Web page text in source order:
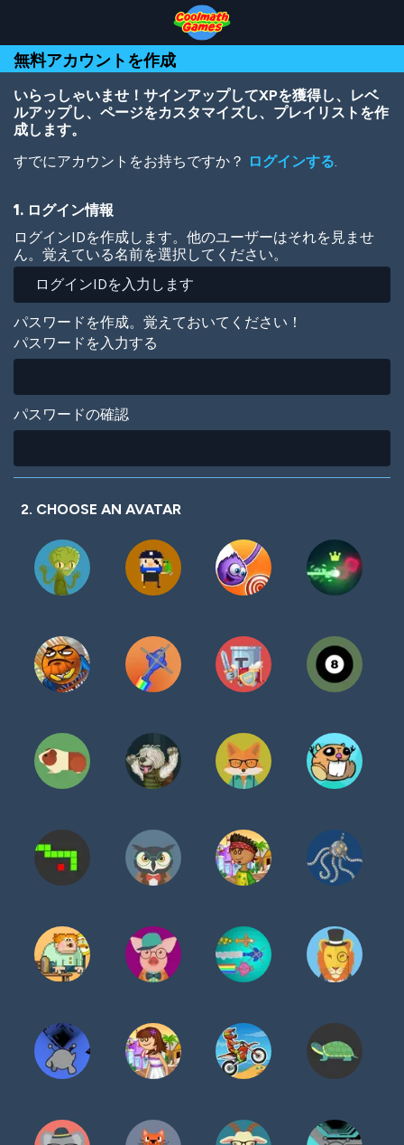
Top
of
Page
Navigation
Main
Content
Footer
ン
コ
ン
移
無料アカウントを作成
いらっしゃいませ！サインアップしてXPを獲得し、レベ
ルアップし、ページをカスタマイズし、プレイリストを作
成します。
すでにアカウントをお持ちですか？ ログインする.
1. ログイン情報
ログインIDを作成します。他のユーザーはそれを見ませ
ん。覚えている名前を選択してください。
パスワードを作成。覚えておいてください！
パスワードを入力する
パスワードの確認
2. CHOOSE AN AVATAR